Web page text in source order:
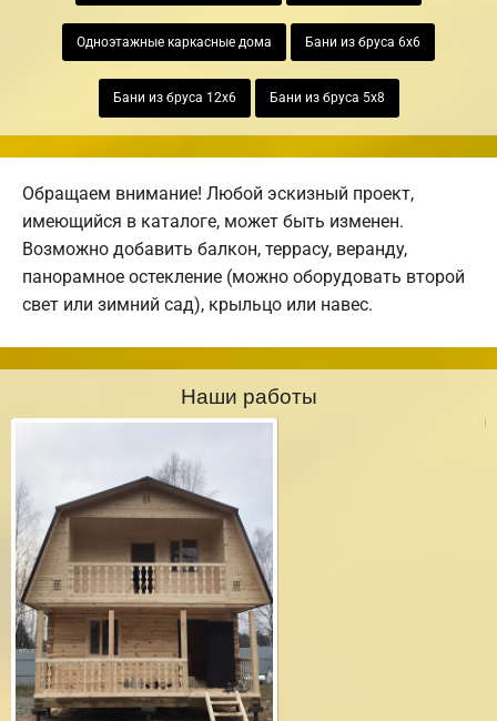
Одноэтажные каркасные дома Бани из бруса 6х6
Бани из бруса 12х6 Бани из бруса 5х8
Обращаем внимание! Любой эскизный проект,
имеющийся в каталоге, может быть изменен.
Возможно добавить балкон, террасу, веранду,
панорамное остекление (можно оборудовать второй
свет или зимний сад), крыльцо или навес.
Наши работы